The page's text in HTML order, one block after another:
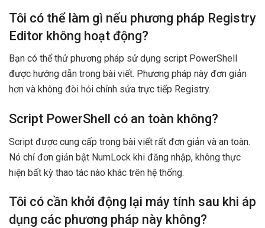
Tôi có thể làm gì nếu phương pháp Registry
Editor không hoạt động?
Bạn có thể thử phương pháp sử dụng script PowerShell
được hướng dẫn trong bài viết. Phương pháp này đơn giản
hơn và không đòi hỏi chỉnh sửa trực tiếp Registry.
Script PowerShell có an toàn không?
Script được cung cấp trong bài viết rất đơn giản và an toàn.
Nó chỉ đơn giản bật NumLock khi đăng nhập, không thực
hiện bất kỳ thao tác nào khác trên hệ thống.
Tôi có cần khởi động lại máy tính sau khi áp
dụng các phương pháp này không?